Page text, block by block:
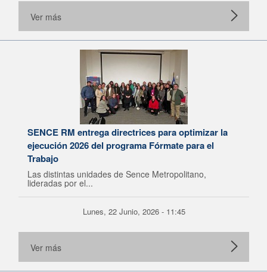
Ver más
SENCE RM entrega directrices para optimizar la
ejecución 2026 del programa Fórmate para el
Trabajo
Las distintas unidades de Sence Metropolitano,
lideradas por el...
Lunes, 22 Junio, 2026 - 11:45
Ver más